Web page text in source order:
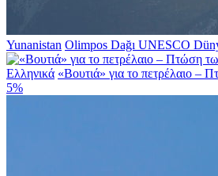
Yunanistan Olimpos Dağı UNESCO
Ελληνικά «Βουτιά» για το πετρέλαιο –
5%